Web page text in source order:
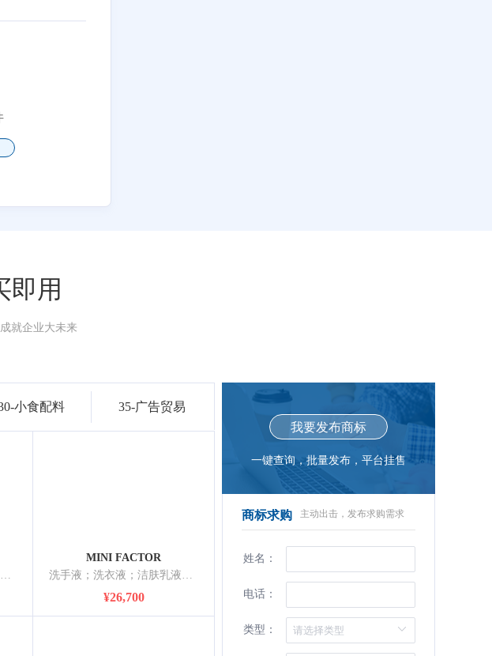
即用
就企业大未来
小食配料 35-广告贸易
洁肤乳液；洗面奶；清洁制剂；香精油；化妆品；美容面膜；防晒剂；香水；非医用漱口剂；香木
MINI FACTOR
洗手液；洗衣液；洁肤乳液；香皂；清洁制剂；香精油；化妆品；美容面膜；牙膏；熏香
¥26,700
我要发布商标
一键查询，批量发布，平台挂售
商标求购 主动出击，发布求购需求
姓名：
电话：
类型：